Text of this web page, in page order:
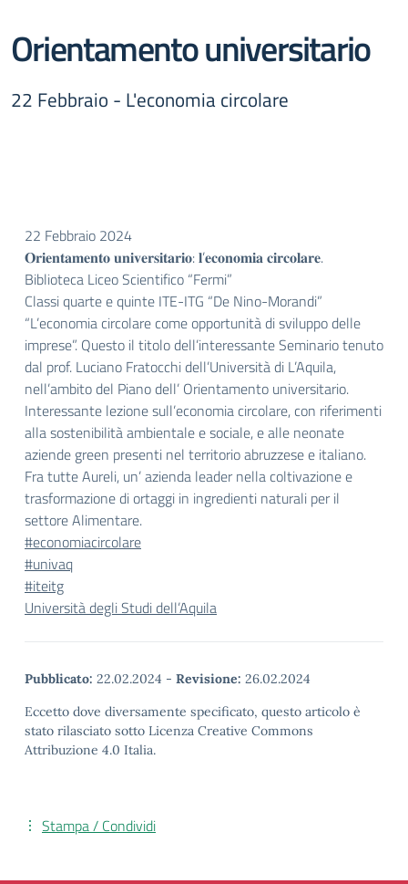
Orientamento universitario
22 Febbraio - L'economia circolare
22 Febbraio 2024
𝐎𝐫𝐢𝐞𝐧𝐭𝐚𝐦𝐞𝐧𝐭𝐨 𝐮𝐧𝐢𝐯𝐞𝐫𝐬𝐢𝐭𝐚𝐫𝐢𝐨: 𝐥’𝐞𝐜𝐨𝐧𝐨𝐦𝐢𝐚 𝐜𝐢𝐫𝐜𝐨𝐥𝐚𝐫𝐞.
Biblioteca Liceo Scientifico “Fermi”
Classi quarte e quinte ITE-ITG “De Nino-Morandi”
“L’economia circolare come opportunità di sviluppo delle
imprese”. Questo il titolo dell’interessante Seminario tenuto
dal prof. Luciano Fratocchi dell’Università di L’Aquila,
nell’ambito del Piano dell’ Orientamento universitario.
Interessante lezione sull’economia circolare, con riferimenti
alla sostenibilità ambientale e sociale, e alle neonate
aziende green presenti nel territorio abruzzese e italiano.
Fra tutte Aureli, un’ azienda leader nella coltivazione e
trasformazione di ortaggi in ingredienti naturali per il
settore Alimentare.
#economiacircolare
#univaq
#iteitg
Università degli Studi dell’Aquila
Pubblicato: 22.02.2024 - Revisione: 26.02.2024
Eccetto dove diversamente specificato, questo articolo è
stato rilasciato sotto Licenza Creative Commons
Attribuzione 4.0 Italia.
Stampa / Condividi